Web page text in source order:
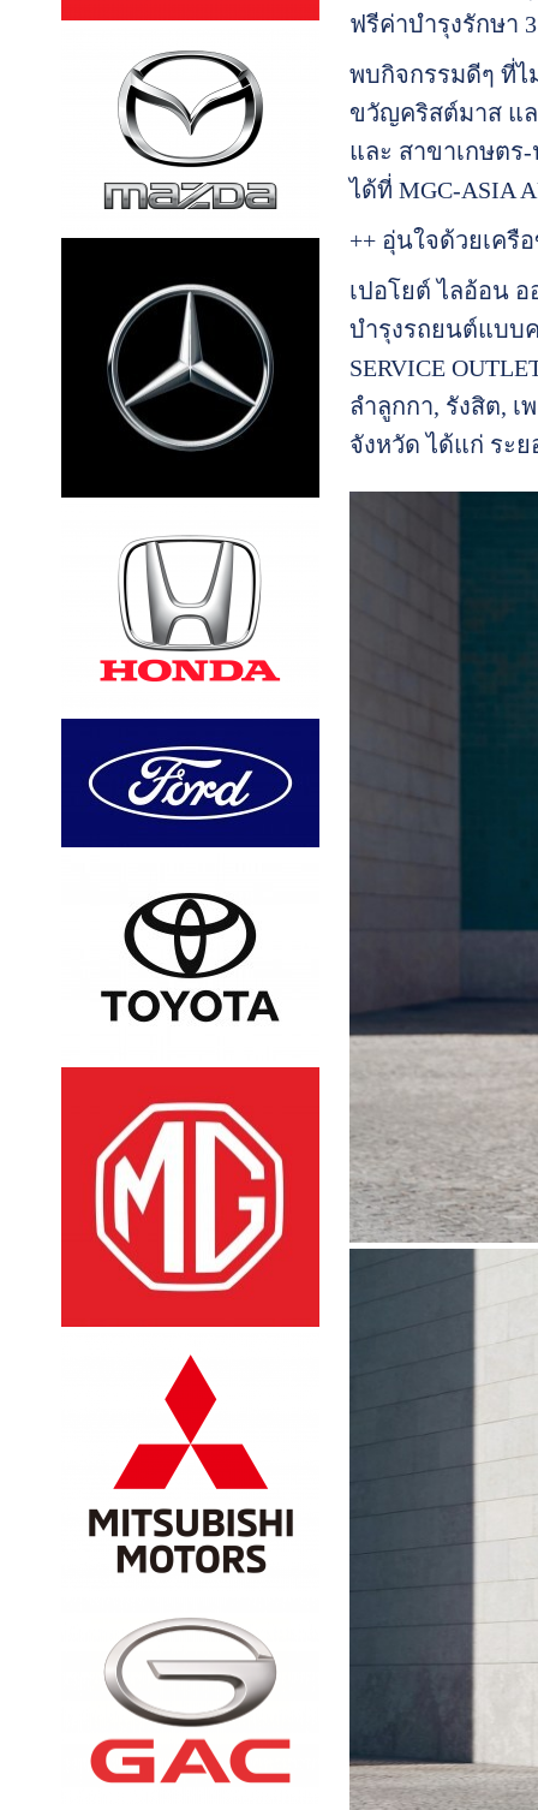
ฟรีค่าบำรุงรักษา
พบกิจกรรมดีๆ ที่ไ
ขวัญคริสต์มาส แ
และ สาขาเกษตร
ได้ที่ MGC-ASIA
++ อุ่นใจด้วยเครื
เปอโยต์ ไลอ้อน
บำรุงรถยนต์แบบค
SERVICE
ลำลูกกา, รังสิต,
จังหวัด ได้แก่ ระ